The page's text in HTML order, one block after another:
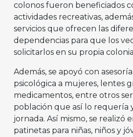
colonos fueron beneficiados
actividades recreativas,
servicios que ofrecen las
dependencias para que los
solicitarlos en su propia
Además, se apoyó con
psicológica a mujeres, lentes
medicamentos, entre otros
población que así lo requería
jornada. Así mismo, se realizó
patinetas para niñas, niños y